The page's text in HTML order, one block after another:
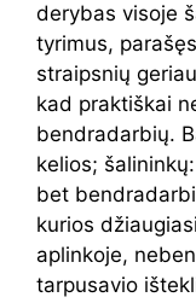
derybas visoje
tyrimus,
straipsnių
kad praktiškai
bendradarbių.
kelios;
bet
kurios
aplinkoje,
tarpusavio